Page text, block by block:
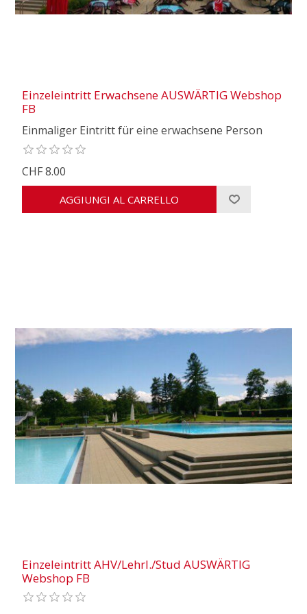
Einzeleintritt Erwachsene AUSWÄRTIG Webshop
FB
Einmaliger Eintritt für eine erwachsene Person
CHF 8.00
Einzeleintritt AHV/Lehrl./Stud AUSWÄRTIG
Webshop FB